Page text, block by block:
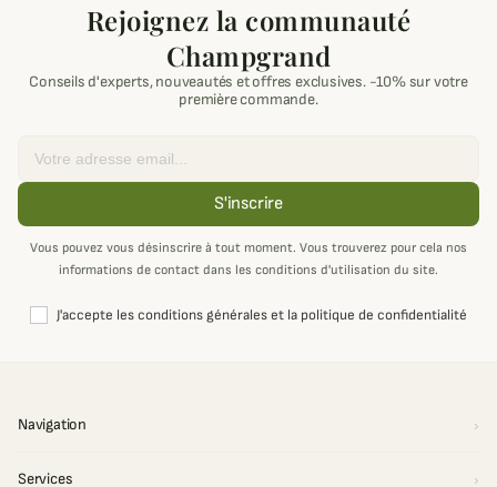
Rejoignez la communauté
Champgrand
Conseils d'experts, nouveautés et offres exclusives. -10% sur votre
première commande.
S'inscrire
Vous pouvez vous désinscrire à tout moment. Vous trouverez pour cela nos
informations de contact dans les conditions d'utilisation du site.
J'accepte les conditions générales et la politique de confidentialité
Navigation
Services